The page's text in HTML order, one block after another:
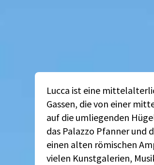
Lucca ist eine
Gassen, die von einer
auf die umliegenden
das Palazzo Pfanner und
einen alten römischen
vielen Kunstgalerien,